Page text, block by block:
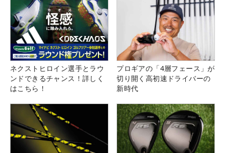
ネクストヒロイン選手とラウ
ンドできるチャンス！詳しく
はこちら！
プロギアの「4層フェース」が
切り開く高初速ドライバーの
新時代